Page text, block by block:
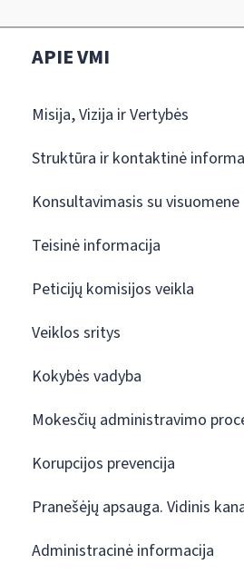
APIE VMI
Misija, Vizija ir Vertybės
Struktūra ir kontaktinė
Konsultavimasis su visuomene
Teisinė informacija
Peticijų komisijos veikla
Veiklos sritys
Kokybės vadyba
Mokesčių administravimo
Korupcijos prevencija
Pranešėjų apsauga. Vidinis
Administracinė informacija